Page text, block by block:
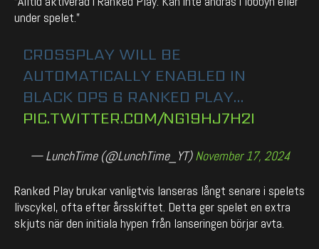
under spelet.”
CROSSPLAY WILL BE
AUTOMATICALLY ENABLED IN
BLACK OPS 6 RANKED PLAY…
PIC.TWITTER.COM/NG19HJ7H2I
— LunchTime (@LunchTime_YT)November 17, 2024
Ranked Play brukar vanligtvis lanseras långt senare i spelets
livscykel, ofta efter årsskiftet. Detta ger spelet en extra
skjuts när den initiala hypen från lanseringen börjar avta.